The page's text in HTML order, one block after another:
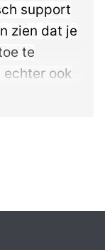
support
zien dat je
te
echter ook
te
reset
reset